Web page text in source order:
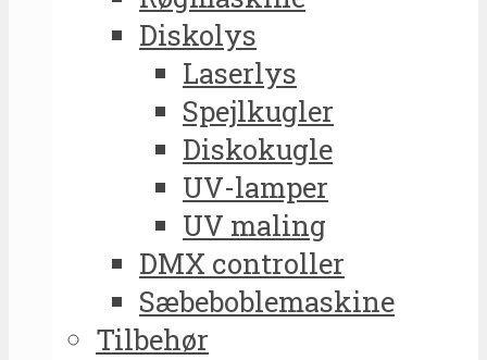
Diskolys
Laserlys
Spejlkugler
Diskokugle
UV-lamper
UV maling
DMX controller
Sæbeboblemaskine
Tilbehør